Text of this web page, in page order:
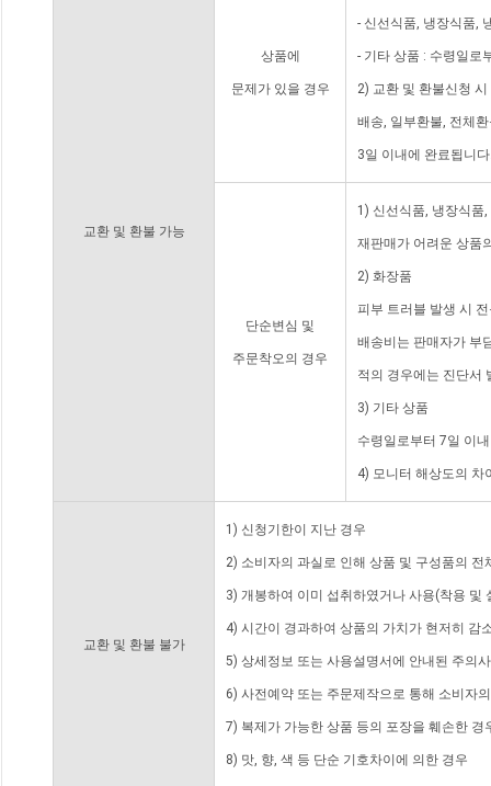
교환 및 환불 가능
상품에
문제가 있을 경우
- 신선식품, 냉장식품,
- 기타 상품 : 수령일로
2) 교환 및 환불신청
배송, 일부환불, 전체
3일 이내에 완료됩니
단순변심 및
주문착오의 경우
1) 신선식품, 냉장식품
재판매가 어려운 상품
2) 화장품
피부 트러블 발생 시
배송비는 판매자가 부
적의 경우에는 진단서
3) 기타 상품
수령일로부터 7일 이
4) 모니터 해상도의 차
교환 및 환불 불가
1) 신청기한이 지난 경우
2) 소비자의 과실로 인해 상품 및 구성품의
3) 개봉하여 이미 섭취하였거나 사용(착용 및
4) 시간이 경과하여 상품의 가치가 현저히 감
5) 상세정보 또는 사용설명서에 안내된 주의
6) 사전예약 또는 주문제작으로 통해 소비자
7) 복제가 가능한 상품 등의 포장을 훼손한 경
8) 맛, 향, 색 등 단순 기호차이에 의한 경우